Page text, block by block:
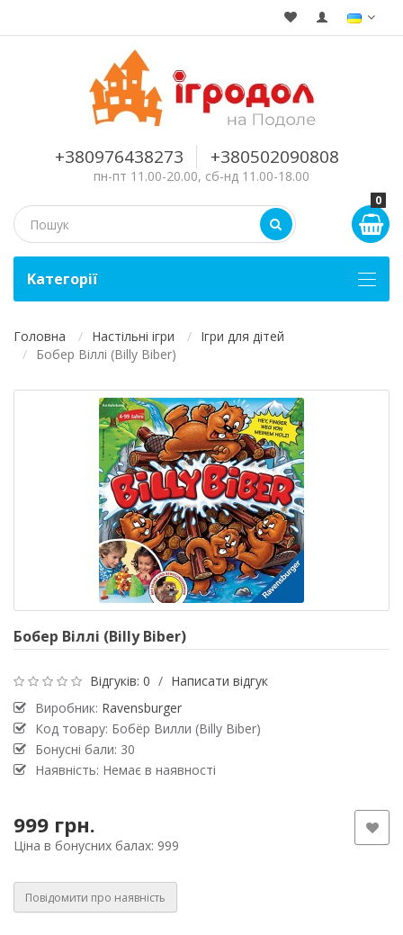
+380976438273 +380502090808
пн-пт 11.00-20.00, сб-нд 11.00-18.00
0
Kатегорії
Головна Настільні ігри
Ігри для дітей
Бобер Віллі (Billy Biber)
Бобер Віллі (Billy Biber)
Відгуків: 0 / Написати відгук
Виробник: Ravensburger
Код товару: Бобёр Вилли (Billy Biber)
Бонусні бали: 30
Наявність: Немає в наявності
999 грн.
Ціна в бонусних балах: 999
Повідомити про наявність